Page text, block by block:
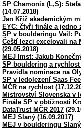
SP Chamonix (L,S):
(14.07.2018)
Jan Kříž akademickým
EYC: čtyři finále a jedno
SP v boulderingu Vail:
Čeští lezci excelovali na
(29.05.2018)
MEJ Imst: Jakub
SP bouldering a rychlost
Pravidla nominace na
SP v ledolezení Saas
MČR na rychlost
Mistrovství Slovenska v
Finále SP v obtížnosti
DataTrust MČR 2017
MEJ Slaný (16.09.2017)
MEJ v boulderingu